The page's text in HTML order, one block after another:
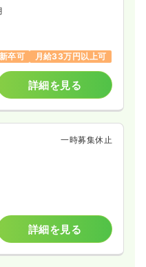
推進し、早期退院・社会復
・事務職員が連携し、退院
えています。
高齢者救急に力を入れてい
から、救急科の医師にに入
ップを図っており、様座な
います。
ン病棟を開設しました。回
市高津区には少なく地域住
継ぎ、自宅退院まで円滑に
。今までなかった回復期機
ッフひとり一人が話し合い
チーム一丸となり頑張って
卒可 月給33万円以上可
詳細を見る
一時募集休止
詳細を見る